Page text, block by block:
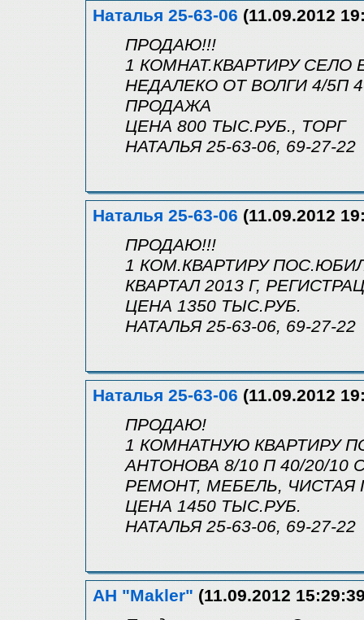
Наталья 25-63-06 (11.09.2012
ПРОДАЮ!!!
1 КОМНАТ.КВАРТИРУ
НЕДАЛЕКО ОТ ВОЛГИ 4/5П
ПРОДАЖА
ЦЕНА 800 ТЫС.РУБ., ТОРГ
НАТАЛЬЯ 25-63-06, 69-27-22
Наталья 25-63-06 (11.09.2012
ПРОДАЮ!!!
1 КОМ.КВАРТИРУ
КВАРТАЛ 2013 Г,
ЦЕНА 1350 ТЫС.РУБ.
НАТАЛЬЯ 25-63-06, 69-27-22
Наталья 25-63-06 (11.09.2012
ПРОДАЮ!
1 КОМНАТНУЮ КВАРТИРУ
АНТОНОВА 8/10 П 40/20/
РЕМОНТ, МЕБЕЛЬ,
ЦЕНА 1450 ТЫС.РУБ.
НАТАЛЬЯ 25-63-06, 69-27-22
АН "Makler" (11.09.2012